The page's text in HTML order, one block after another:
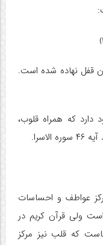
قفل نهاده شده است.
که همراه قلوب،
عواطف و احساسات
ولی قرآن کریم در
که قلب نیز مرکز